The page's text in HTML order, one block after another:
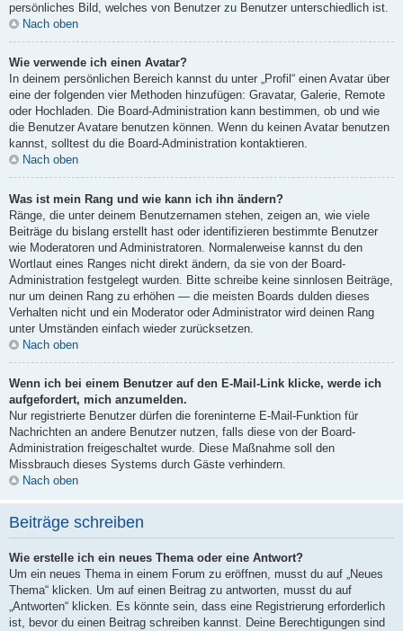
persönliches Bild, welches von Benutzer zu Benutzer unterschiedlich ist.
Nach oben
Wie verwende ich einen Avatar?
In deinem persönlichen Bereich kannst du unter „Profil“ einen Avatar über
eine der folgenden vier Methoden hinzufügen: Gravatar, Galerie, Remote
oder Hochladen. Die Board-Administration kann bestimmen, ob und wie
die Benutzer Avatare benutzen können. Wenn du keinen Avatar benutzen
kannst, solltest du die Board-Administration kontaktieren.
Nach oben
Was ist mein Rang und wie kann ich ihn ändern?
Ränge, die unter deinem Benutzernamen stehen, zeigen an, wie viele
Beiträge du bislang erstellt hast oder identifizieren bestimmte Benutzer
wie Moderatoren und Administratoren. Normalerweise kannst du den
Wortlaut eines Ranges nicht direkt ändern, da sie von der Board-
Administration festgelegt wurden. Bitte schreibe keine sinnlosen Beiträge,
nur um deinen Rang zu erhöhen — die meisten Boards dulden dieses
Verhalten nicht und ein Moderator oder Administrator wird deinen Rang
unter Umständen einfach wieder zurücksetzen.
Nach oben
Wenn ich bei einem Benutzer auf den E-Mail-Link klicke, werde ich
aufgefordert, mich anzumelden.
Nur registrierte Benutzer dürfen die foreninterne E-Mail-Funktion für
Nachrichten an andere Benutzer nutzen, falls diese von der Board-
Administration freigeschaltet wurde. Diese Maßnahme soll den
Missbrauch dieses Systems durch Gäste verhindern.
Nach oben
Beiträge schreiben
Wie erstelle ich ein neues Thema oder eine Antwort?
Um ein neues Thema in einem Forum zu eröffnen, musst du auf „Neues
Thema“ klicken. Um auf einen Beitrag zu antworten, musst du auf
„Antworten“ klicken. Es könnte sein, dass eine Registrierung erforderlich
ist, bevor du einen Beitrag schreiben kannst. Deine Berechtigungen sind